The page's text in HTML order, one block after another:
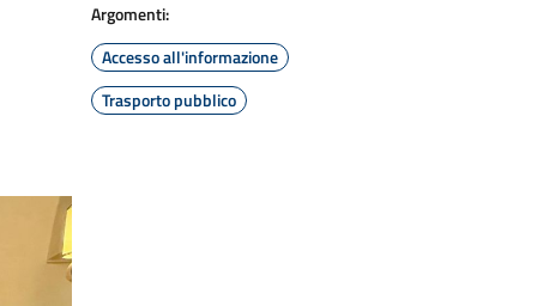
Argomenti:
Accesso all'informazione
Trasporto pubblico